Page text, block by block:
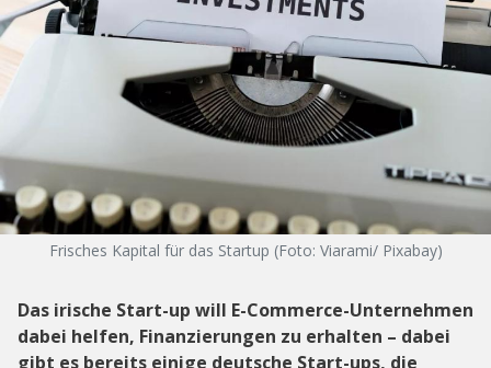
Frisches Kapital für das Startup (Foto: Viarami/ Pixabay)
Das irische Start-up will E-Commerce-Unternehmen
dabei helfen, Finanzierungen zu erhalten – dabei
gibt es bereits einige deutsche Start-ups, die